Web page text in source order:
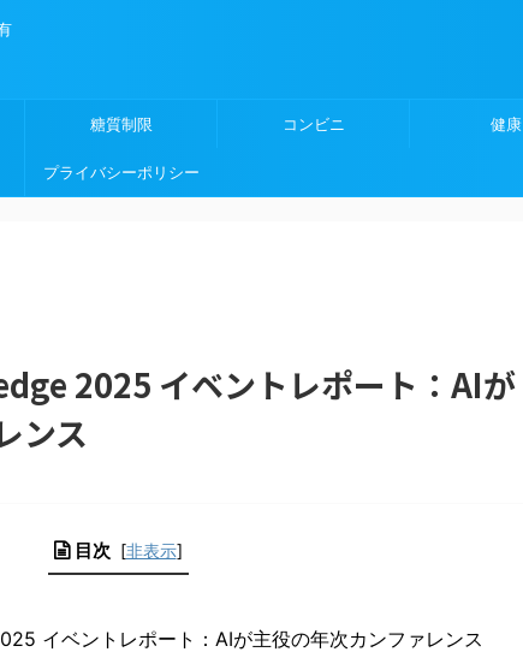
糖質制限 コンビニ 健康
プライバシーポリシー
2025 イベントレポート：AIが
ンス
目次 [非表示]
イベントレポート：AIが主役の年次カンファレンス